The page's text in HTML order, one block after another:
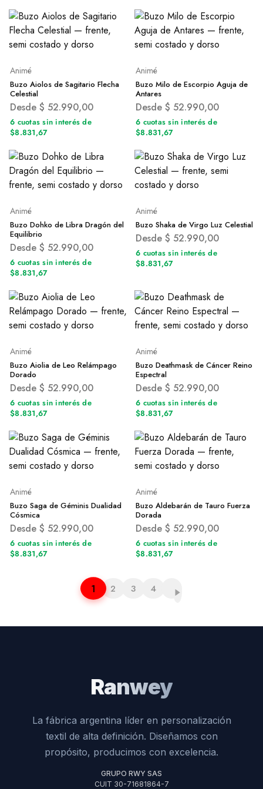
Animé
Buzo Aiolos de Sagitario Flecha
Celestial
Desde $ 52.990,00
6 cuotas sin interés de
$8.831,67
Animé
Buzo Milo de Escorpio Aguja de
Antares
Desde $ 52.990,00
6 cuotas sin interés de
$8.831,67
Animé
Buzo Dohko de Libra Dragón del
Equilibrio
Desde $ 52.990,00
6 cuotas sin interés de
$8.831,67
Animé
Buzo Shaka de Virgo Luz Celestial
Desde $ 52.990,00
6 cuotas sin interés de
$8.831,67
Animé
Buzo Aiolia de Leo Relámpago
Dorado
Desde $ 52.990,00
6 cuotas sin interés de
$8.831,67
Animé
Buzo Deathmask de Cáncer Reino
Espectral
Desde $ 52.990,00
6 cuotas sin interés de
$8.831,67
Animé
Buzo Saga de Géminis Dualidad
Cósmica
Desde $ 52.990,00
6 cuotas sin interés de
$8.831,67
Animé
Buzo Aldebarán de Tauro Fuerza
Dorada
Desde $ 52.990,00
6 cuotas sin interés de
$8.831,67
1 2 3 4
Ranwey
La fábrica argentina líder en personalización
textil de alta definición. Diseñamos con
propósito, producimos con excelencia.
GRUPO RWY SAS
CUIT 30-71681864-7